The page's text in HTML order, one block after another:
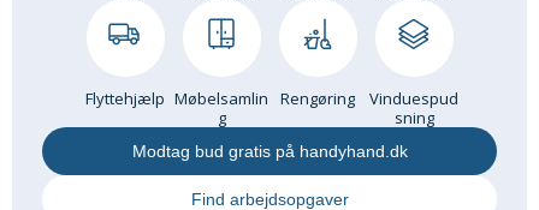
Om Materialer
Tips Og Tricks
Kemi
Andet
Flyttehjælp Møbelsamlin
g
Rengøring
Vinduespud
sning
Modtag bud gratis på handyhand.dk
Find arbejdsopgaver